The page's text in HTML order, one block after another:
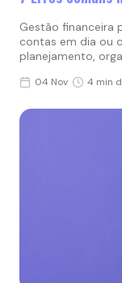
Gestão financeira
contas em dia ou
planejamento,
04 Nov 4 min